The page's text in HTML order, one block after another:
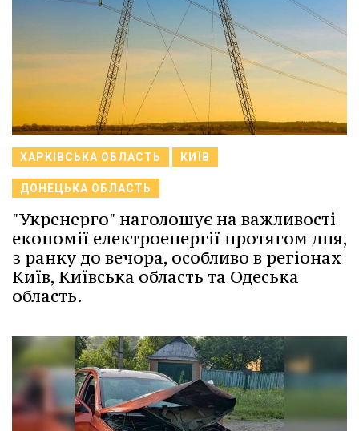
ХАРКІВСЬКА ОБЛАСТЬ КИЇВ
ДОНЕЦЬКА ОБЛАСТЬ
"Укренерго" наголошує на важливості
економії електроенергії протягом дня,
з ранку до вечора, особливо в регіонах
Київ, Київська область та Одеська
область.